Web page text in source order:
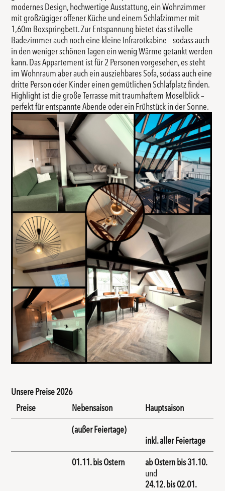
modernes Design, hochwertige Ausstattung, ein Wohnzimmer
mit großzügiger offener Küche und einem Schlafzimmer mit
1,60m Boxspringbett. Zur Entspannung bietet das stilvolle
Badezimmer auch noch eine kleine Infrarotkabine – sodass auch
in den weniger schönen Tagen ein wenig Wärme getankt werden
kann. Das Appartement ist für 2 Personen vorgesehen, es steht
im Wohnraum aber auch ein ausziehbares Sofa, sodass auch eine
dritte Person oder Kinder einen gemütlichen Schlafplatz finden.
Highlight ist die große Terrasse mit traumhaftem Moselblick –
perfekt für entspannte Abende oder ein Frühstück in der Sonne.
Unsere Preise 2026
Preise
Nebensaison
Hauptsaison
(außer Feiertage)
inkl. aller Feiertage
01.11. bis Ostern
ab Ostern bis 31.10.
und
24.12. bis 02.01.